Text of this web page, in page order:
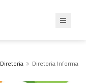
Diretoria Diretoria Informa